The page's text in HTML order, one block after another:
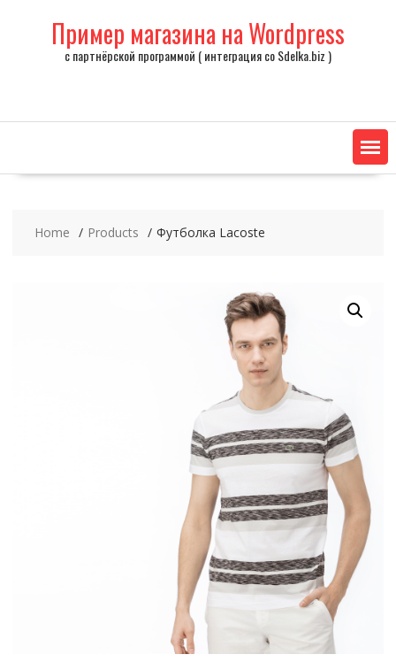
Пример магазина на Wordpress
с партнёрской программой ( интеграция со Sdelka.biz )
Home Products Футболка Lacoste